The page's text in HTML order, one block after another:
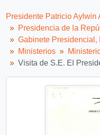
Presidente Patricio Aylwin
Presidencia de la
Gabinete Presidencial,
Ministerios
Visita de S.E. El